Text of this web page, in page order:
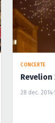
CONCERTE
28 dec. 2014·